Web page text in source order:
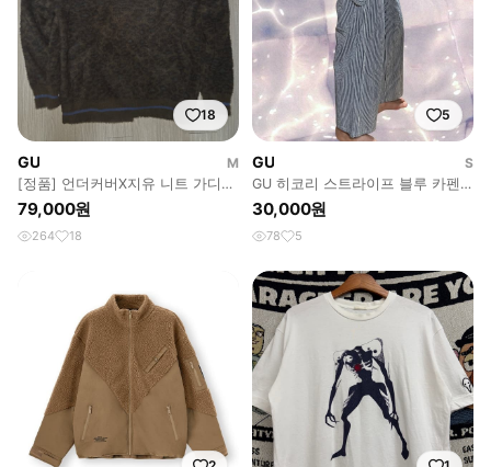
18
GU
M
[정품] 언더커버X지유 니트 가디건
(gu X undercover)
79,000원
264 18
5
GU
S
GU 히코리 스트라이프 블루 카펜
터 와이드 팬츠
30,000원
78 5